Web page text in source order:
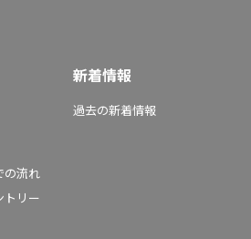
の流れ
トリー
新着情報
過去の新着情報